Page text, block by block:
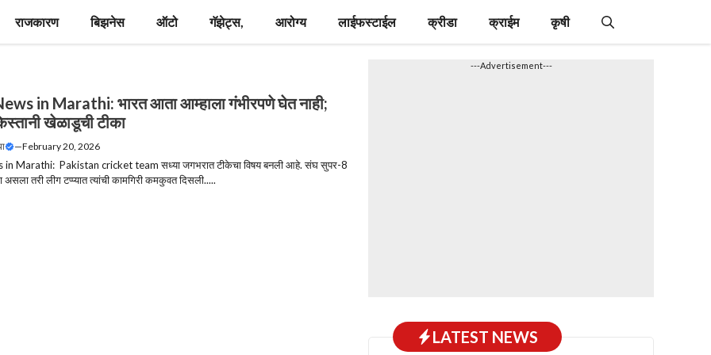
राजकारण बिझनेस ऑटो गॅझेट्स, आरोग्य लाईफस्टाईल क्रीडा क्राईम कृषी
in Marathi: भारत आता आम्हाला गंभीरपणे घेत नाही;
खेळाडूची टीका
—February 20, 2026
in Marathi: Pakistan cricket team सध्या जगभरात टीकेचा विषय बनली आहे. संघ सुपर-8
असला तरी लीग टप्प्यात त्यांची कामगिरी कमकुवत दिसली.....
---Advertisement---
LATEST NEWS